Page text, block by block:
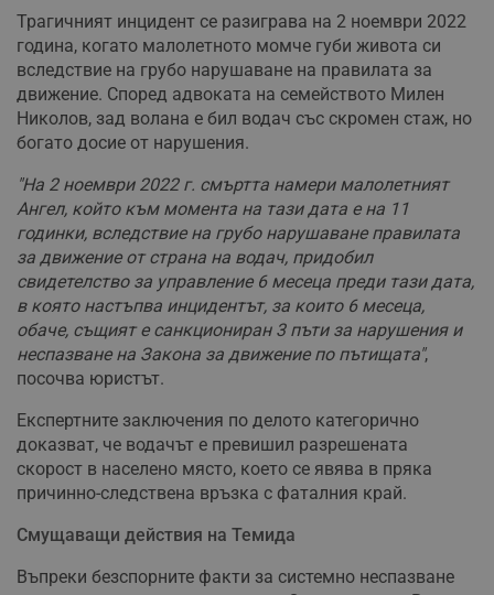
Трагичният инцидент се разиграва на 2 ноември 2022
година, когато малолетното момче губи живота си
вследствие на грубо нарушаване на правилата за
движение. Според адвоката на семейството Милен
Николов, зад волана е бил водач със скромен стаж, но
богато досие от нарушения.
"На 2 ноември 2022 г. смъртта намери малолетният
Ангел, който към момента на тази дата е на 11
годинки, вследствие на грубо нарушаване правилата
за движение от страна на водач, придобил
свидетелство за управление 6 месеца преди тази дата,
в която настъпва инцидентът, за които 6 месеца,
обаче, същият е санкциониран 3 пъти за нарушения и
неспазване на Закона за движение по пътищата",
посочва юристът.
Експертните заключения по делото категорично
доказват, че водачът е превишил разрешената
скорост в населено място, което се явява в пряка
причинно-следствена връзка с фаталния край.
Смущаващи действия на Темида
Въпреки безспорните факти за системно неспазване